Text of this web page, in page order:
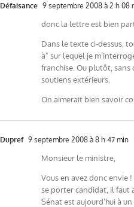
Défaisance 9 septembre 2008 à 2 h 08
donc la lettre est bien
Dans le texte ci-dessus,
à" sur lequel je
franchise. Ou plutôt,
soutiens extérieurs.
On aimerait bien savoir
Dupref 9 septembre 2008 à 8 h 47 min
Monsieur le ministre,
Vous en avez donc envie
se porter candidat, il faut
Sénat est aujourd’hui à